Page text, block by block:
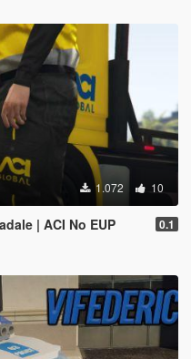
1.072 10
| ACI No EUP 0.1